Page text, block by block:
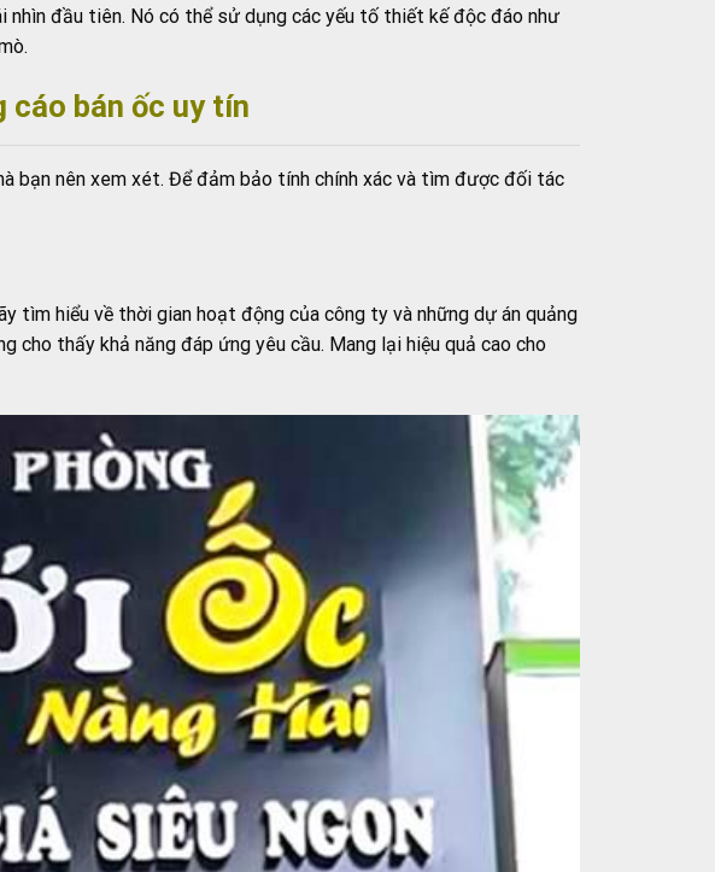
đầu tiên. Nó có thể sử dụng các yếu tố thiết kế độc đáo như
cáo bán ốc uy tín
bạn nên xem xét. Để đảm bảo tính chính xác và tìm được đối tác
tìm hiểu về thời gian hoạt động của công ty và những dự án quảng
cho thấy khả năng đáp ứng yêu cầu. Mang lại hiệu quả cao cho